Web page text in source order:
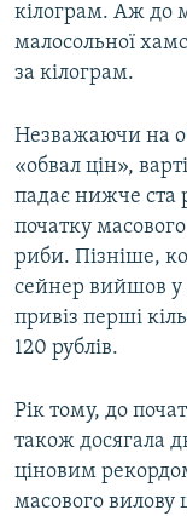
кілограм. Аж до
малосольної
за кілограм.
Незважаючи на
«обвал цін»,
падає нижче ста
початку
риби. Пізніше,
сейнер вийшов у
привіз перші
120 рублів.
Рік тому, до
також досягала
ціновим
масового вилову